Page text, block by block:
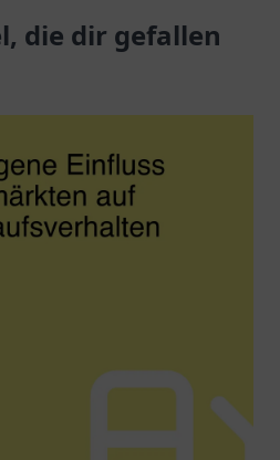
nachhaltige
Ladeoptionen in
die dir gefallen